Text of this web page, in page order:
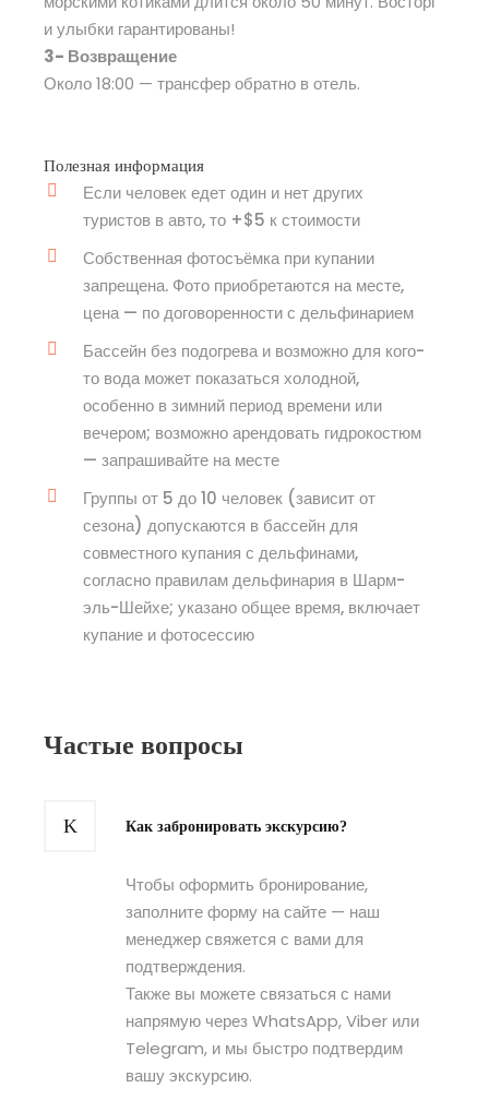
и улыбки гарантированы!
3- Возвращение
Около 18:00 — трансфер обратно в отель.
Полезная информация
Если человек едет один и нет других
туристов в авто, то +$5 к стоимости
Собственная фотосъёмка при купании
запрещена. Фото приобретаются на месте,
цена — по договоренности с дельфинарием
Бассейн без подогрева и возможно для кого-
то вода может показаться холодной,
особенно в зимний период времени или
вечером; возможно арендовать гидрокостюм
— запрашивайте на месте
Группы от 5 до 10 человек (зависит от
сезона) допускаются в бассейн для
совместного купания с дельфинами,
согласно правилам дельфинария в Шарм-
эль-Шейхе; указано общее время, включает
купание и фотосессию
Частые вопросы
Как забронировать экскурсию?
Чтобы оформить бронирование,
заполните форму на сайте — наш
менеджер свяжется с вами для
подтверждения.
Также вы можете связаться с нами
напрямую через WhatsApp, Viber или
Telegram, и мы быстро подтвердим
вашу экскурсию.